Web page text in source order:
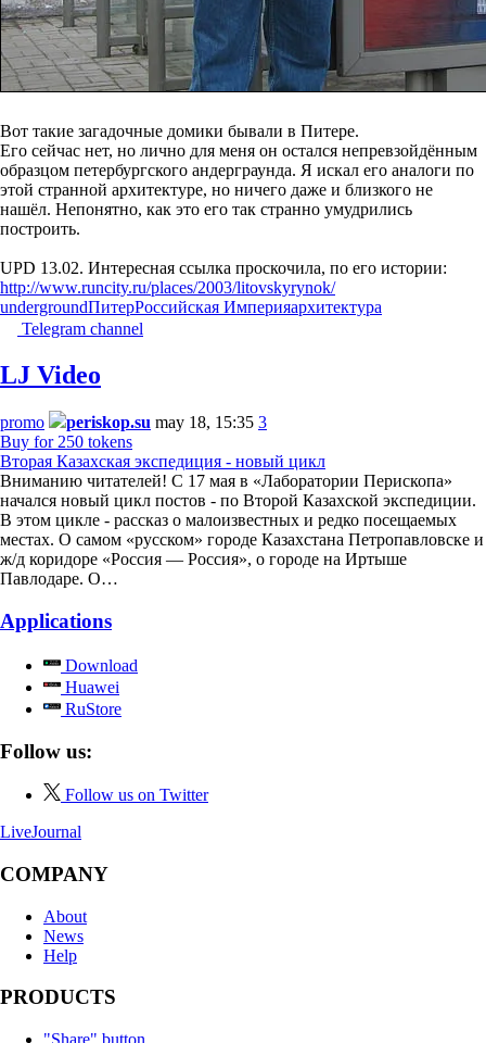
Вот такие загадочные домики бывали в Питере.
Его сейчас нет, но лично для меня он остался непревзойдённым
образцом петербургского андерграунда. Я искал его аналоги по
этой странной архитектуре, но ничего даже и близкого не
нашёл. Непонятно, как это его так странно умудрились
построить.
UPD 13.02. Интересная ссылка проскочила, по его истории:
http://www.runcity.ru/places/2003/litovskyrynok/
undergroundПитерРоссийская Империяархитектура
Telegram channel
LJ Video
promo periskop.su may 18, 15:35 3
Buy for 250 tokens
Вторая Казахская экспедиция - новый цикл
Вниманию читателей! С 17 мая в «Лаборатории Перископа»
начался новый цикл постов - по Второй Казахской экспедиции.
В этом цикле - рассказ о малоизвестных и редко посещаемых
местах. О самом «русском» городе Казахстана Петропавловске и
ж/д коридоре «Россия — Россия», о городе на Иртыше
Павлодаре. О…
Applications
Download
Huawei
RuStore
Follow us:
Follow us on Twitter
LiveJournal
COMPANY
About
News
Help
PRODUCTS